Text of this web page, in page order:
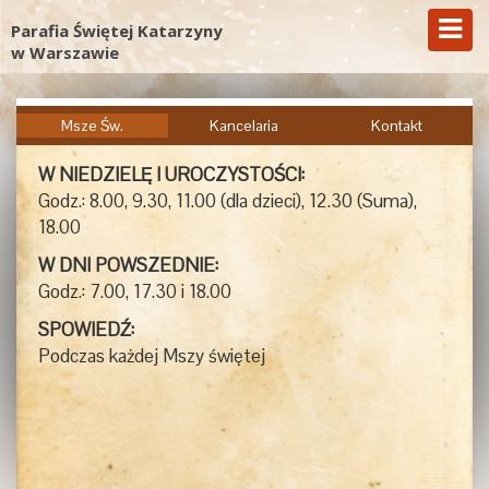
Parafia Świętej Katarzyny
w Warszawie
Msze Św. Kancelaria Kontakt
W NIEDZIELĘ I UROCZYSTOŚCI:
Godz.: 8.00, 9.30, 11.00 (dla dzieci), 12.30 (Suma),
18.00
W DNI POWSZEDNIE:
Godz.: 7.00, 17.30 i 18.00
SPOWIEDŹ:
Podczas każdej Mszy świętej